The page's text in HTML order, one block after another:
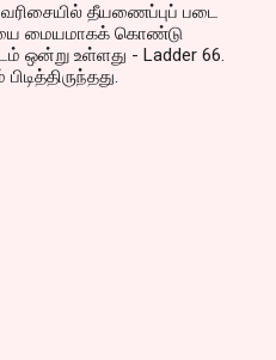
தீயணைப்புப் படை
மையமாகக் கொண்டு
ஒன்று உள்ளது - Ladder 66.